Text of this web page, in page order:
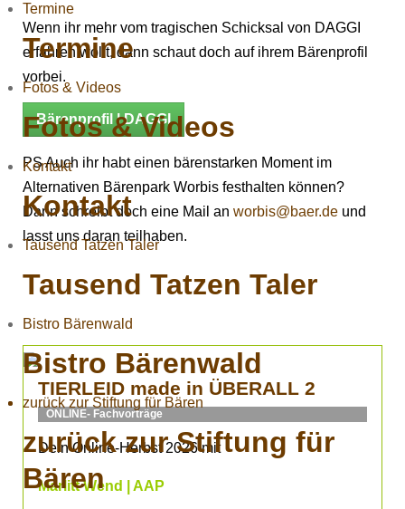
Termine
Termine
Fotos & Videos
Fotos & Videos
Kontakt
Kontakt
Tausend Tatzen Taler
Tausend Tatzen Taler
Bistro Bärenwald
Bistro Bärenwald
zurück zur Stiftung für Bären
zurück zur Stiftung für
Bären
Wenn ihr mehr vom tragischen Schicksal von DAGGI
erfahren wollt, dann schaut doch auf ihrem Bärenprofil
vorbei.
Bärenprofil | DAGGI
PS Auch ihr habt einen bärenstarken Moment im
Alternativen Bärenpark Worbis festhalten können?
Dann schreibt doch eine Mail an worbis@baer.de und
lasst uns daran teilhaben.
TIERLEID made in ÜBERALL 2
ONLINE- Fachvorträge
Dein Online-Herbst 2026 mit
Marlitt Wend | AAP